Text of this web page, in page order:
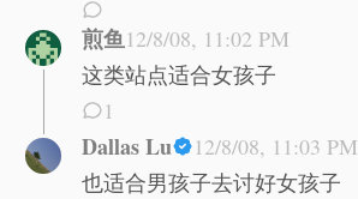
煎鱼12/8/08, 11:02 PM
这类站点适合女孩子
1
Dallas Lu
12/8/08, 11:03 PM
也适合男孩子去讨好女孩子